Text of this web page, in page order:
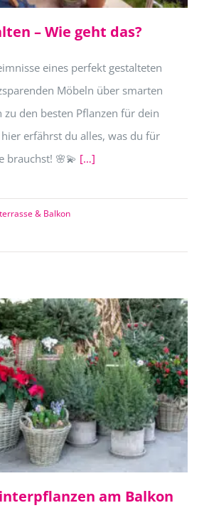
– Wie geht das?
eines perfekt gestalteten
Möbeln über smarten
zu den besten Pflanzen für dein
erfährst du alles, was du für
brauchst! 🌸💫 […]
& Balkon
am Balkon